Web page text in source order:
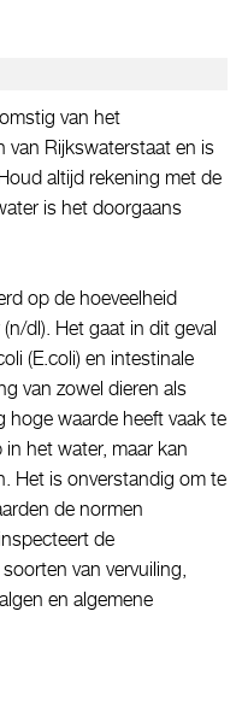
van het
van Rijkswaterstaat en is
altijd rekening met de
is het doorgaans
op de hoeveelheid
dl). Het gaat in dit geval
(E.coli) en intestinale
van zowel dieren als
hoge waarde heeft vaak te
het water, maar kan
Het is onverstandig om te
de normen
de
van vervuiling,
en algemene